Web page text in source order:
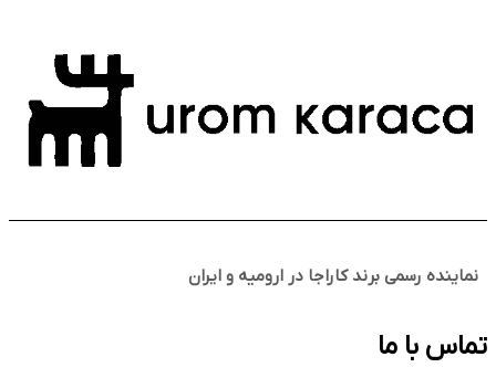
نماینده رسمی برند کاراجا در ارومیه و ایران
تماس با ما